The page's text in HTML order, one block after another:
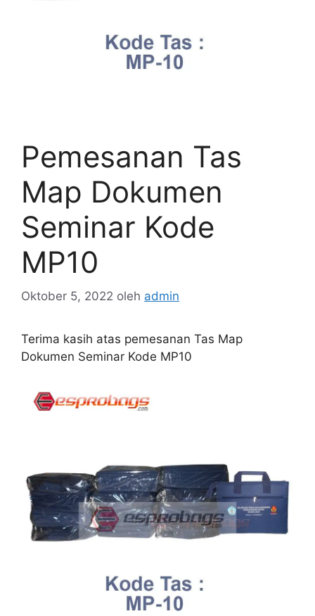
Pemesanan Tas
Map Dokumen
Seminar Kode
MP10
Oktober 5, 2022 oleh admin
Terima kasih atas pemesanan Tas Map
Dokumen Seminar Kode MP10